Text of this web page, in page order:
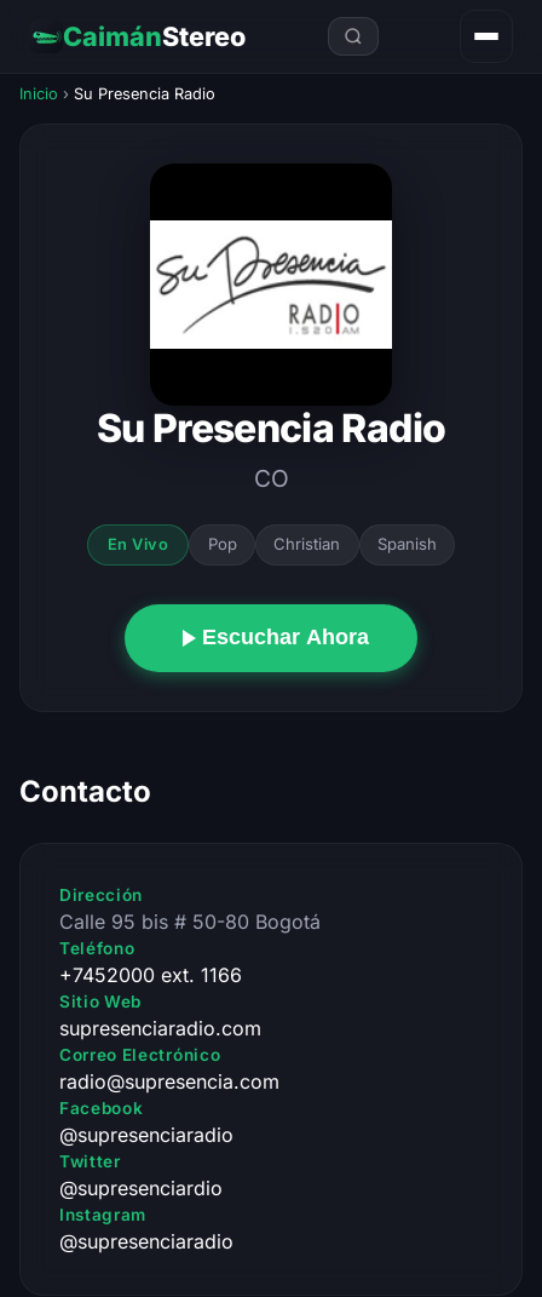
CaimánStereo
Inicio › Su Presencia Radio
Su Presencia Radio
CO
En Vivo Pop Christian Spanish
Escuchar Ahora
Contacto
Dirección
Calle 95 bis # 50-80 Bogotá
Teléfono
+7452000 ext. 1166
Sitio Web
supresenciaradio.com
Correo Electrónico
radio@supresencia.com
Facebook
@supresenciaradio
Twitter
@supresenciardio
Instagram
@supresenciaradio